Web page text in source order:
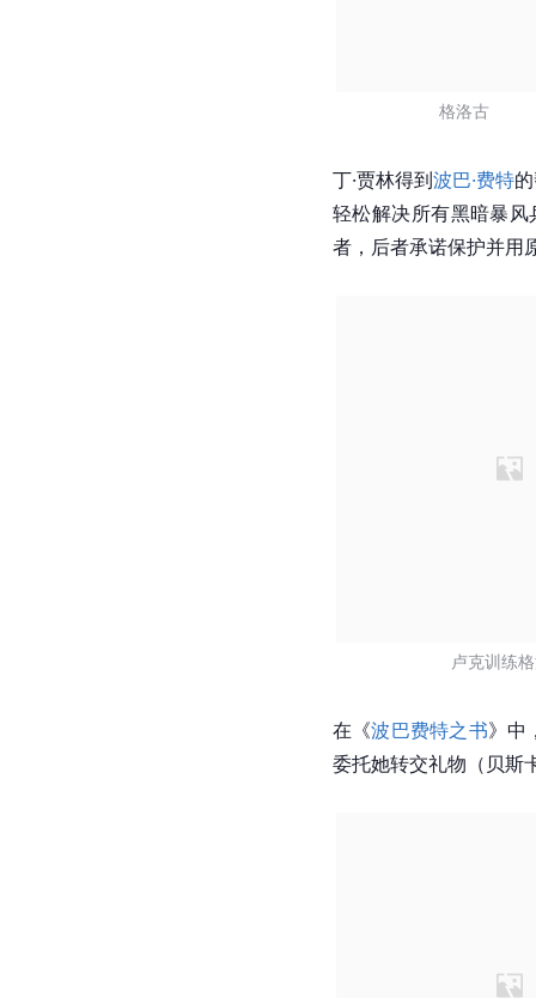
格洛古
丁·贾林得到波巴·费特
轻松解决所有黑暗暴风
者，后者承诺保护并用
卢克训练
在《波巴费特之书》中
委托她转交礼物（贝斯